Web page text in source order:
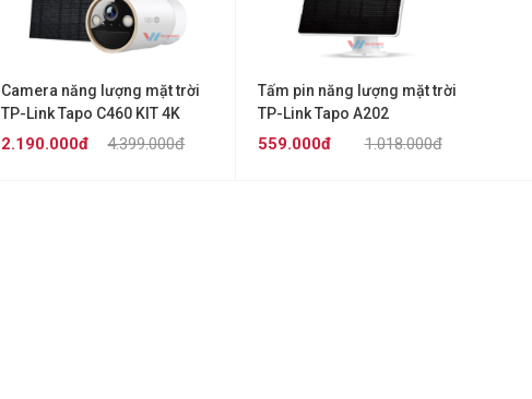
Camera năng lượng mặt trời
TP-Link Tapo C460 KIT 4K
4.399.000đ
2.190.000đ
Tấm pin năng lượng mặt trời
TP-Link Tapo A202
1.018.000đ
559.000đ